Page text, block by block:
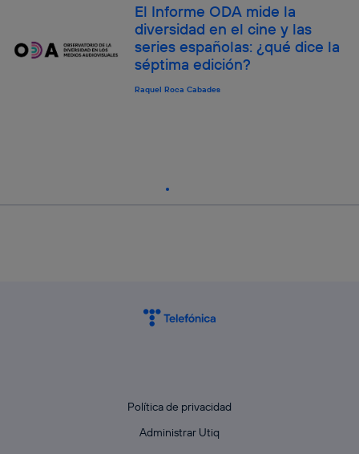
El Informe ODA mide la
diversidad en el cine y las
series españolas: ¿qué dice la
séptima edición?
Raquel Roca Cabades
Política de privacidad
Administrar Utiq